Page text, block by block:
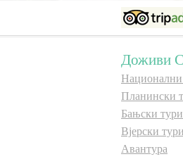
Доживи
Национални
Планински
Бањски
Вјерски
Авантура